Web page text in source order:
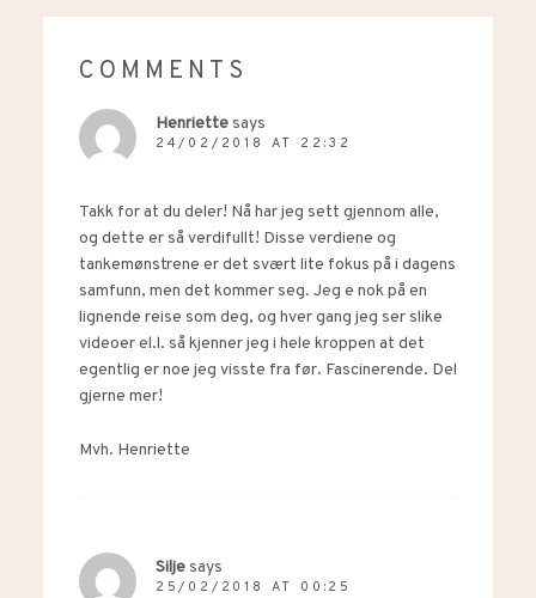
COMMENTS
Henriette says
24/02/2018 AT 22:32
Takk for at du deler! Nå har jeg sett gjennom alle,
og dette er så verdifullt! Disse verdiene og
tankemønstrene er det svært lite fokus på i dagens
samfunn, men det kommer seg. Jeg e nok på en
lignende reise som deg, og hver gang jeg ser slike
videoer el.l. så kjenner jeg i hele kroppen at det
egentlig er noe jeg visste fra før. Fascinerende. Del
gjerne mer!
Mvh. Henriette
Silje says
25/02/2018 AT 00:25